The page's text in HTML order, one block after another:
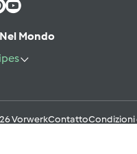
Mondo
VorwerkContattoCondizioni